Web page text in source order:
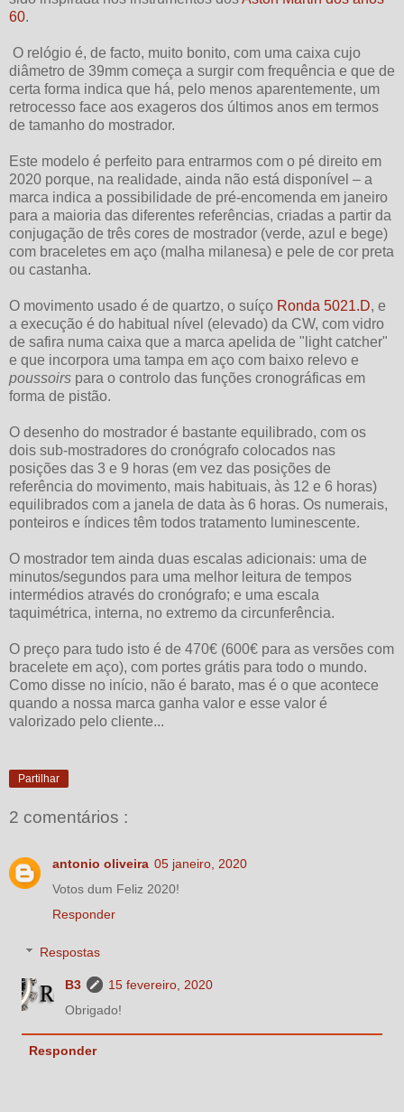
60.
O relógio é, de facto, muito bonito, com uma caixa cujo
diâmetro de 39mm começa a surgir com frequência e que de
certa forma indica que há, pelo menos aparentemente, um
retrocesso face aos exageros dos últimos anos em termos
de tamanho do mostrador.
Este modelo é perfeito para entrarmos com o pé direito em
2020 porque, na realidade, ainda não está disponível – a
marca indica a possibilidade de pré-encomenda em janeiro
para a maioria das diferentes referências, criadas a partir da
conjugação de três cores de mostrador (verde, azul e bege)
com braceletes em aço (malha milanesa) e pele de cor preta
ou castanha.
O movimento usado é de quartzo, o suíço Ronda 5021.D, e
a execução é do habitual nível (elevado) da CW, com vidro
de safira numa caixa que a marca apelida de "light catcher"
e que incorpora uma tampa em aço com baixo relevo e
poussoirs para o controlo das funções cronográficas em
forma de pistão.
O desenho do mostrador é bastante equilibrado, com os
dois sub-mostradores do cronógrafo colocados nas
posições das 3 e 9 horas (em vez das posições de
referência do movimento, mais habituais, às 12 e 6 horas)
equilibrados com a janela de data às 6 horas. Os numerais,
ponteiros e índices têm todos tratamento luminescente.
O mostrador tem ainda duas escalas adicionais: uma de
minutos/segundos para uma melhor leitura de tempos
intermédios através do cronógrafo; e uma escala
taquimétrica, interna, no extremo da circunferência.
O preço para tudo isto é de 470€ (600€ para as versões com
bracelete em aço), com portes grátis para todo o mundo.
Como disse no início, não é barato, mas é o que acontece
quando a nossa marca ganha valor e esse valor é
valorizado pelo cliente...
Partilhar
2 comentários :
antonio oliveira 05 janeiro, 2020
Votos dum Feliz 2020!
Responder
Respostas
B3
15 fevereiro, 2020
Obrigado!
Responder